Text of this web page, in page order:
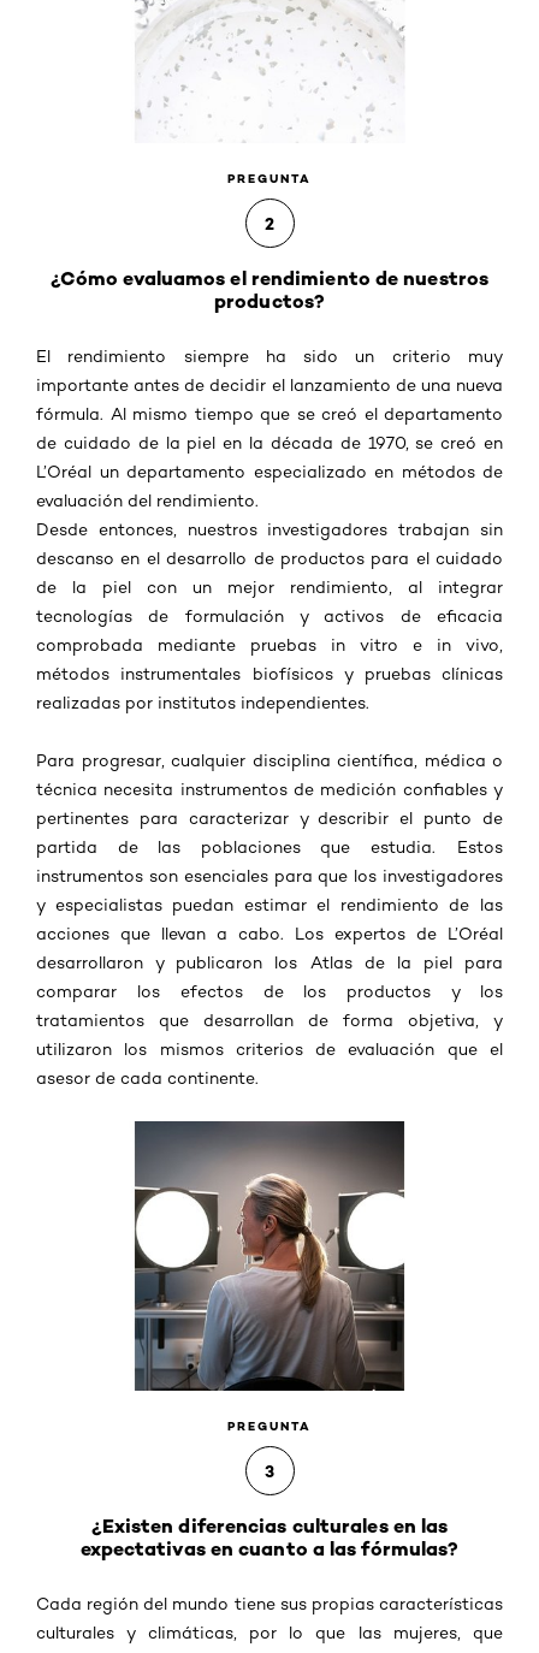
PREGUNTA
2
¿Cómo evaluamos el rendimiento de nuestros
productos?
El rendimiento siempre ha sido un criterio muy
importante antes de decidir el lanzamiento de una nueva
fórmula. Al mismo tiempo que se creó el departamento
de cuidado de la piel en la década de 1970, se creó en
L’Oréal un departamento especializado en métodos de
evaluación del rendimiento.
Desde entonces, nuestros investigadores trabajan sin
descanso en el desarrollo de productos para el cuidado
de la piel con un mejor rendimiento, al integrar
tecnologías de formulación y activos de eficacia
comprobada mediante pruebas in vitro e in vivo,
métodos instrumentales biofísicos y pruebas clínicas
realizadas por institutos independientes.
Para progresar, cualquier disciplina científica, médica o
técnica necesita instrumentos de medición confiables y
pertinentes para caracterizar y describir el punto de
partida de las poblaciones que estudia. Estos
instrumentos son esenciales para que los investigadores
y especialistas puedan estimar el rendimiento de las
acciones que llevan a cabo. Los expertos de L’Oréal
desarrollaron y publicaron los Atlas de la piel para
comparar los efectos de los productos y los
tratamientos que desarrollan de forma objetiva, y
utilizaron los mismos criterios de evaluación que el
asesor de cada continente.
PREGUNTA
3
¿Existen diferencias culturales en las
expectativas en cuanto a las fórmulas?
Cada región del mundo tiene sus propias características
culturales y climáticas, por lo que las mujeres, que